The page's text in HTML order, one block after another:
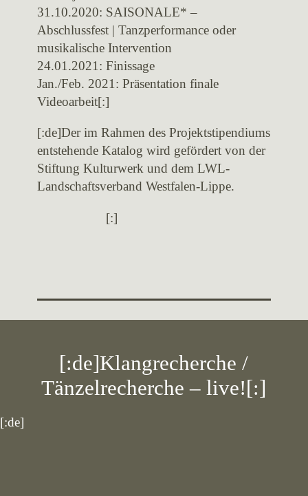
31.10.2020: SAISONALE* –
Abschlussfest | Tanzperformance oder
musikalische Intervention
24.01.2021: Finissage
Jan./Feb. 2021: Präsentation finale
Videoarbeit[:]
[:de]Der im Rahmen des Projektstipendiums
entstehende Katalog wird gefördert von der
Stiftung Kulturwerk und dem LWL-
Landschaftsverband Westfalen-Lippe.
[:]
[:de]Klangrecherche /
Tänzelrecherche – live![:]
[:de]